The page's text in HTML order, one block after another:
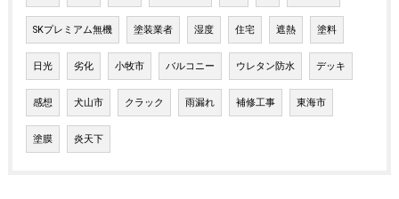
SKプレミアム無機 塗装業者 湿度 住宅 遮熱 塗料
日光 劣化 小牧市 バルコニー ウレタン防水 デッキ
感想 犬山市 クラック 雨漏れ 補修工事 東海市
塗膜 炎天下